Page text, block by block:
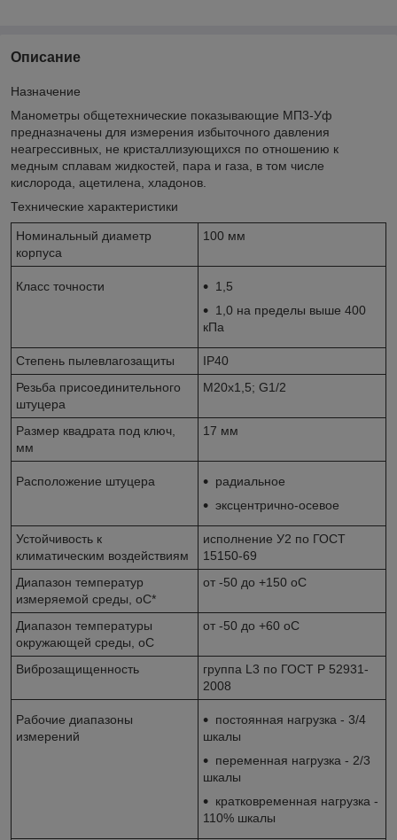
Описание
Назначение
Манометры общетехнические показывающие МП3-Уф
предназначены для измерения избыточного давления
неагрессивных, не кристаллизующихся по отношению к
медным сплавам жидкостей, пара и газа, в том числе
кислорода, ацетилена, хладонов.
Технические характеристики
Номинальный диаметр
корпуса
100 мм
Класс точности
1,5
1,0 на пределы выше 400
кПа
Степень пылевлагозащиты
IP40
Резьба присоединительного
штуцера
М20х1,5; G1/2
Размер квадрата под ключ,
мм
17 мм
Расположение штуцера
радиальное
эксцентрично-осевое
Устойчивость к
климатическим воздействиям
исполнение У2 по ГОСТ
15150-69
Диапазон температур
измеряемой среды, оС*
от -50 до +150 оС
Диапазон температуры
окружающей среды, оС
от -50 до +60 оС
Виброзащищенность
группа L3 по ГОСТ Р 52931-
2008
Рабочие диапазоны
измерений
постоянная нагрузка - 3/4
шкалы
переменная нагрузка - 2/3
шкалы
кратковременная нагрузка -
110% шкалы